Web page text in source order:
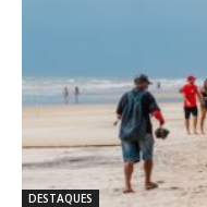
DESTAQUES